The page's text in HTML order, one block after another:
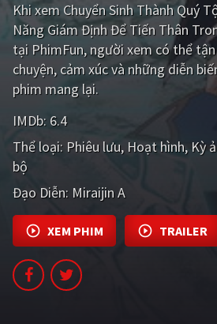
PHIM MỚI
PHIM BỘ
PHIM LẺ
PHIM CHIẾU RẠP
TUYỂN TẬP PHIM
BLOG
Khi xem Chuyển Sinh Thành Quý
Năng Giám Định Để Tiến Thân
tại PhimFun, người xem có thể
chuyện, cảm xúc và những diễn
phim mang lại.
IMDb: 6.4
Thể loại: Phiêu lưu Hoạt hình Kỳ
bộ
Đạo Diễn: Miraijin A
XEM PHIM TRAILER